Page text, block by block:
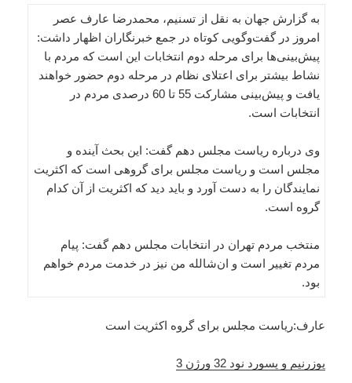
به گزارش جهان به نقل از تسنیم، محمدرضا عارف عصر
امروز در گفت‌وگویی کوتاه در جمع خبرنگاران اظهار داشت:
پیش‌بینی‌ها برای مرحله دوم انتخابات این است که مردم با
نشاط بیشتر برای اعتلای نظام در مرحله دوم حضور خواهند
یافت و پیش‌بینی مشارکت 55 تا 60 درصدی مردم در
انتخابات است.
وی درباره ریاست مجلس دهم گفت: این بحث آینده و
مجلس است و ریاست مجلس برای گروهی است که اکثریت
نمایندگان را به دست آورد و باید دید که اکثریت از آن کدام
گروه است.
منتخب مردم تهران در انتخابات مجلس دهم گفت: پیام
مردم تغییر است و ان‌شالله من نیز در خدمت مردم خواهم
بود.
عارف:ریاست مجلس برای گروه‌ اکثریت است
یوزرنیم و پسورد نود 32 ورژن 3